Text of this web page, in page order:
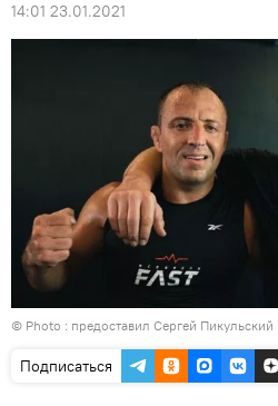
14:01 23.01.2021
© Photo : предоставил Сергей Пикульский
Подписаться